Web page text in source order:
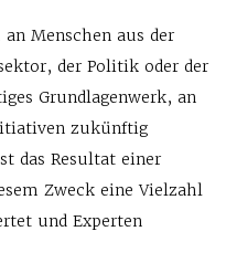
Menschen aus der
der Politik oder der
Grundlagenwerk, an
zukünftig
das Resultat einer
Zweck eine Vielzahl
und Experten